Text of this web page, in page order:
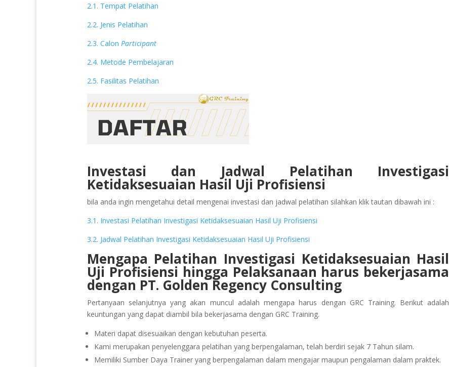
2.1. Tempat Pelatihan
2.2. Jenis Pelatihan
2.3. Calon Participant
2.4. Metode Pembelajaran
2.5. Fasilitas Pelatihan
Investasi dan Jadwal Pelatihan Investigasi
Ketidaksesuaian Hasil Uji Profisiensi
bila anda ingin mengetahui detail mengenai investasi dan jadwal pelatihan silahkan klik tautan dibawah ini :
3.1. Investasi Pelatihan Investigasi Ketidaksesuaian Hasil Uji Profisiensi
3.2. Jadwal Pelatihan Investigasi Ketidaksesuaian Hasil Uji Profisiensi
Mengapa Pelatihan Investigasi Ketidaksesuaian Hasil
Uji Profisiensi hingga Pelaksanaan harus bekerjasama
dengan PT. Golden Regency Consulting
Pertanyaan selanjutnya yang akan muncul adalah mengapa harus dengan GRC Training. Berikut adalah
keuntungan yang dapat diambil bila bekerjasama dengan GRC Training.
Materi dapat disesuaikan dengan kebutuhan peserta.
Kami merupakan penyelenggara pelatihan yang berpengalaman, telah berdiri sejak 7 Tahun silam.
Memiliki Sumber Daya Trainer yang berpengalaman dalam mengajar maupun pengalaman dalam praktek.